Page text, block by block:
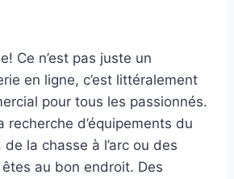
Ce n’est pas juste un
en ligne, c’est littéralement
pour tous les passionnés.
recherche d’équipements du
de la chasse à l’arc ou des
au bon endroit. Des